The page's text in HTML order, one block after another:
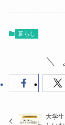
暮らし
大学